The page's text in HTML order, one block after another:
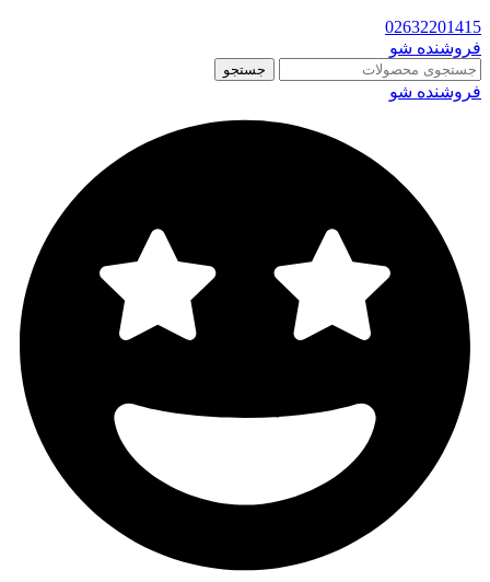
02632201415
فروشنده شو
جستجو
فروشنده شو